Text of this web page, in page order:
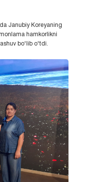
Janubiy Koreyaning
hamkorlikni
bo‘lib o‘tdi.